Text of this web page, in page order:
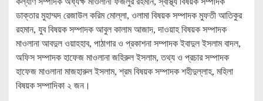
ডাক্তার মুহাম্মদ রেজাউল করিম মোল্লা, ওলামা বিষয়ক সম্পাদক মুফতী আতিকুর
রহমান, যুব বিষয়ক সম্পাদক আবুল কালাম আজাদ, দাওয়াহ বিষয়ক সম্পাদক
মাওলানা আবদুল ওয়াহহাব, পাঠাগার ও প্রকাশনা সম্পাদক ইবাদুল ইসলাম বাদল,
অফিস সম্পাদক হাফেজ মাওলানা জহিরুল ইসলাম, তথ্য ও প্রচার সম্পাদক
হাফেজ মাওলানা মাজহারুল ইসলাম, শ্রম বিষয়ক সম্পাদক শহীদুল্লাহ, মহিলা
বিষয়ক সম্পাদিকা ২ জন।